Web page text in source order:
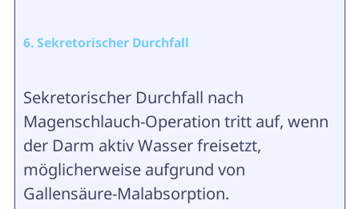
6. Sekretorischer Durchfall
Sekretorischer Durchfall nach
Magenschlauch-Operation tritt auf, wenn
der Darm aktiv Wasser freisetzt,
möglicherweise aufgrund von
Gallensäure-Malabsorption.